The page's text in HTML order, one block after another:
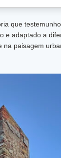
que
e adaptado a
paisagem